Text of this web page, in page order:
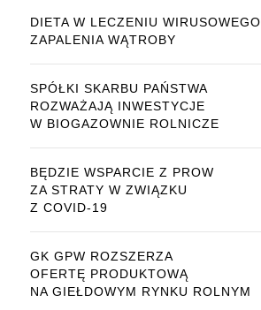
DIETA W LECZENIU WIRUSOWEGO
ZAPALENIA WĄTROBY
SPÓŁKI SKARBU PAŃSTWA
ROZWAŻAJĄ INWESTYCJE
W BIOGAZOWNIE ROLNICZE
BĘDZIE WSPARCIE Z PROW
ZA STRATY W ZWIĄZKU
Z COVID-19
GK GPW ROZSZERZA
OFERTĘ PRODUKTOWĄ
NA GIEŁDOWYM RYNKU ROLNYM